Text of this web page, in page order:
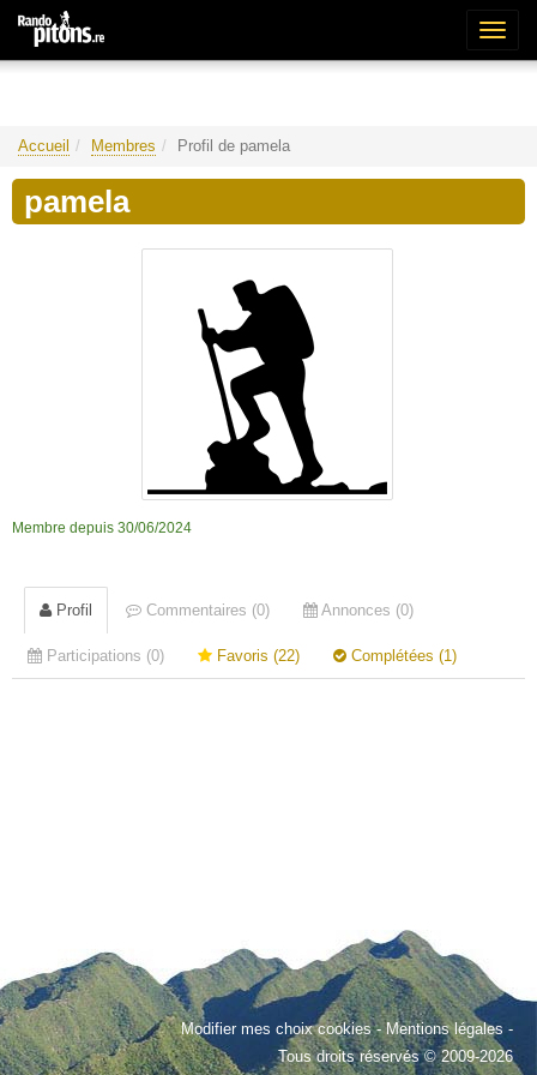
Accueil Membres Profil de pamela
pamela
Membre depuis 30/06/2024
Profil Commentaires (0) Annonces (0)
Participations (0) Favoris (22) Complétées (1)
Modifier mes choix cookies-Mentions légales -
Tous droits réservés © 2009-2026